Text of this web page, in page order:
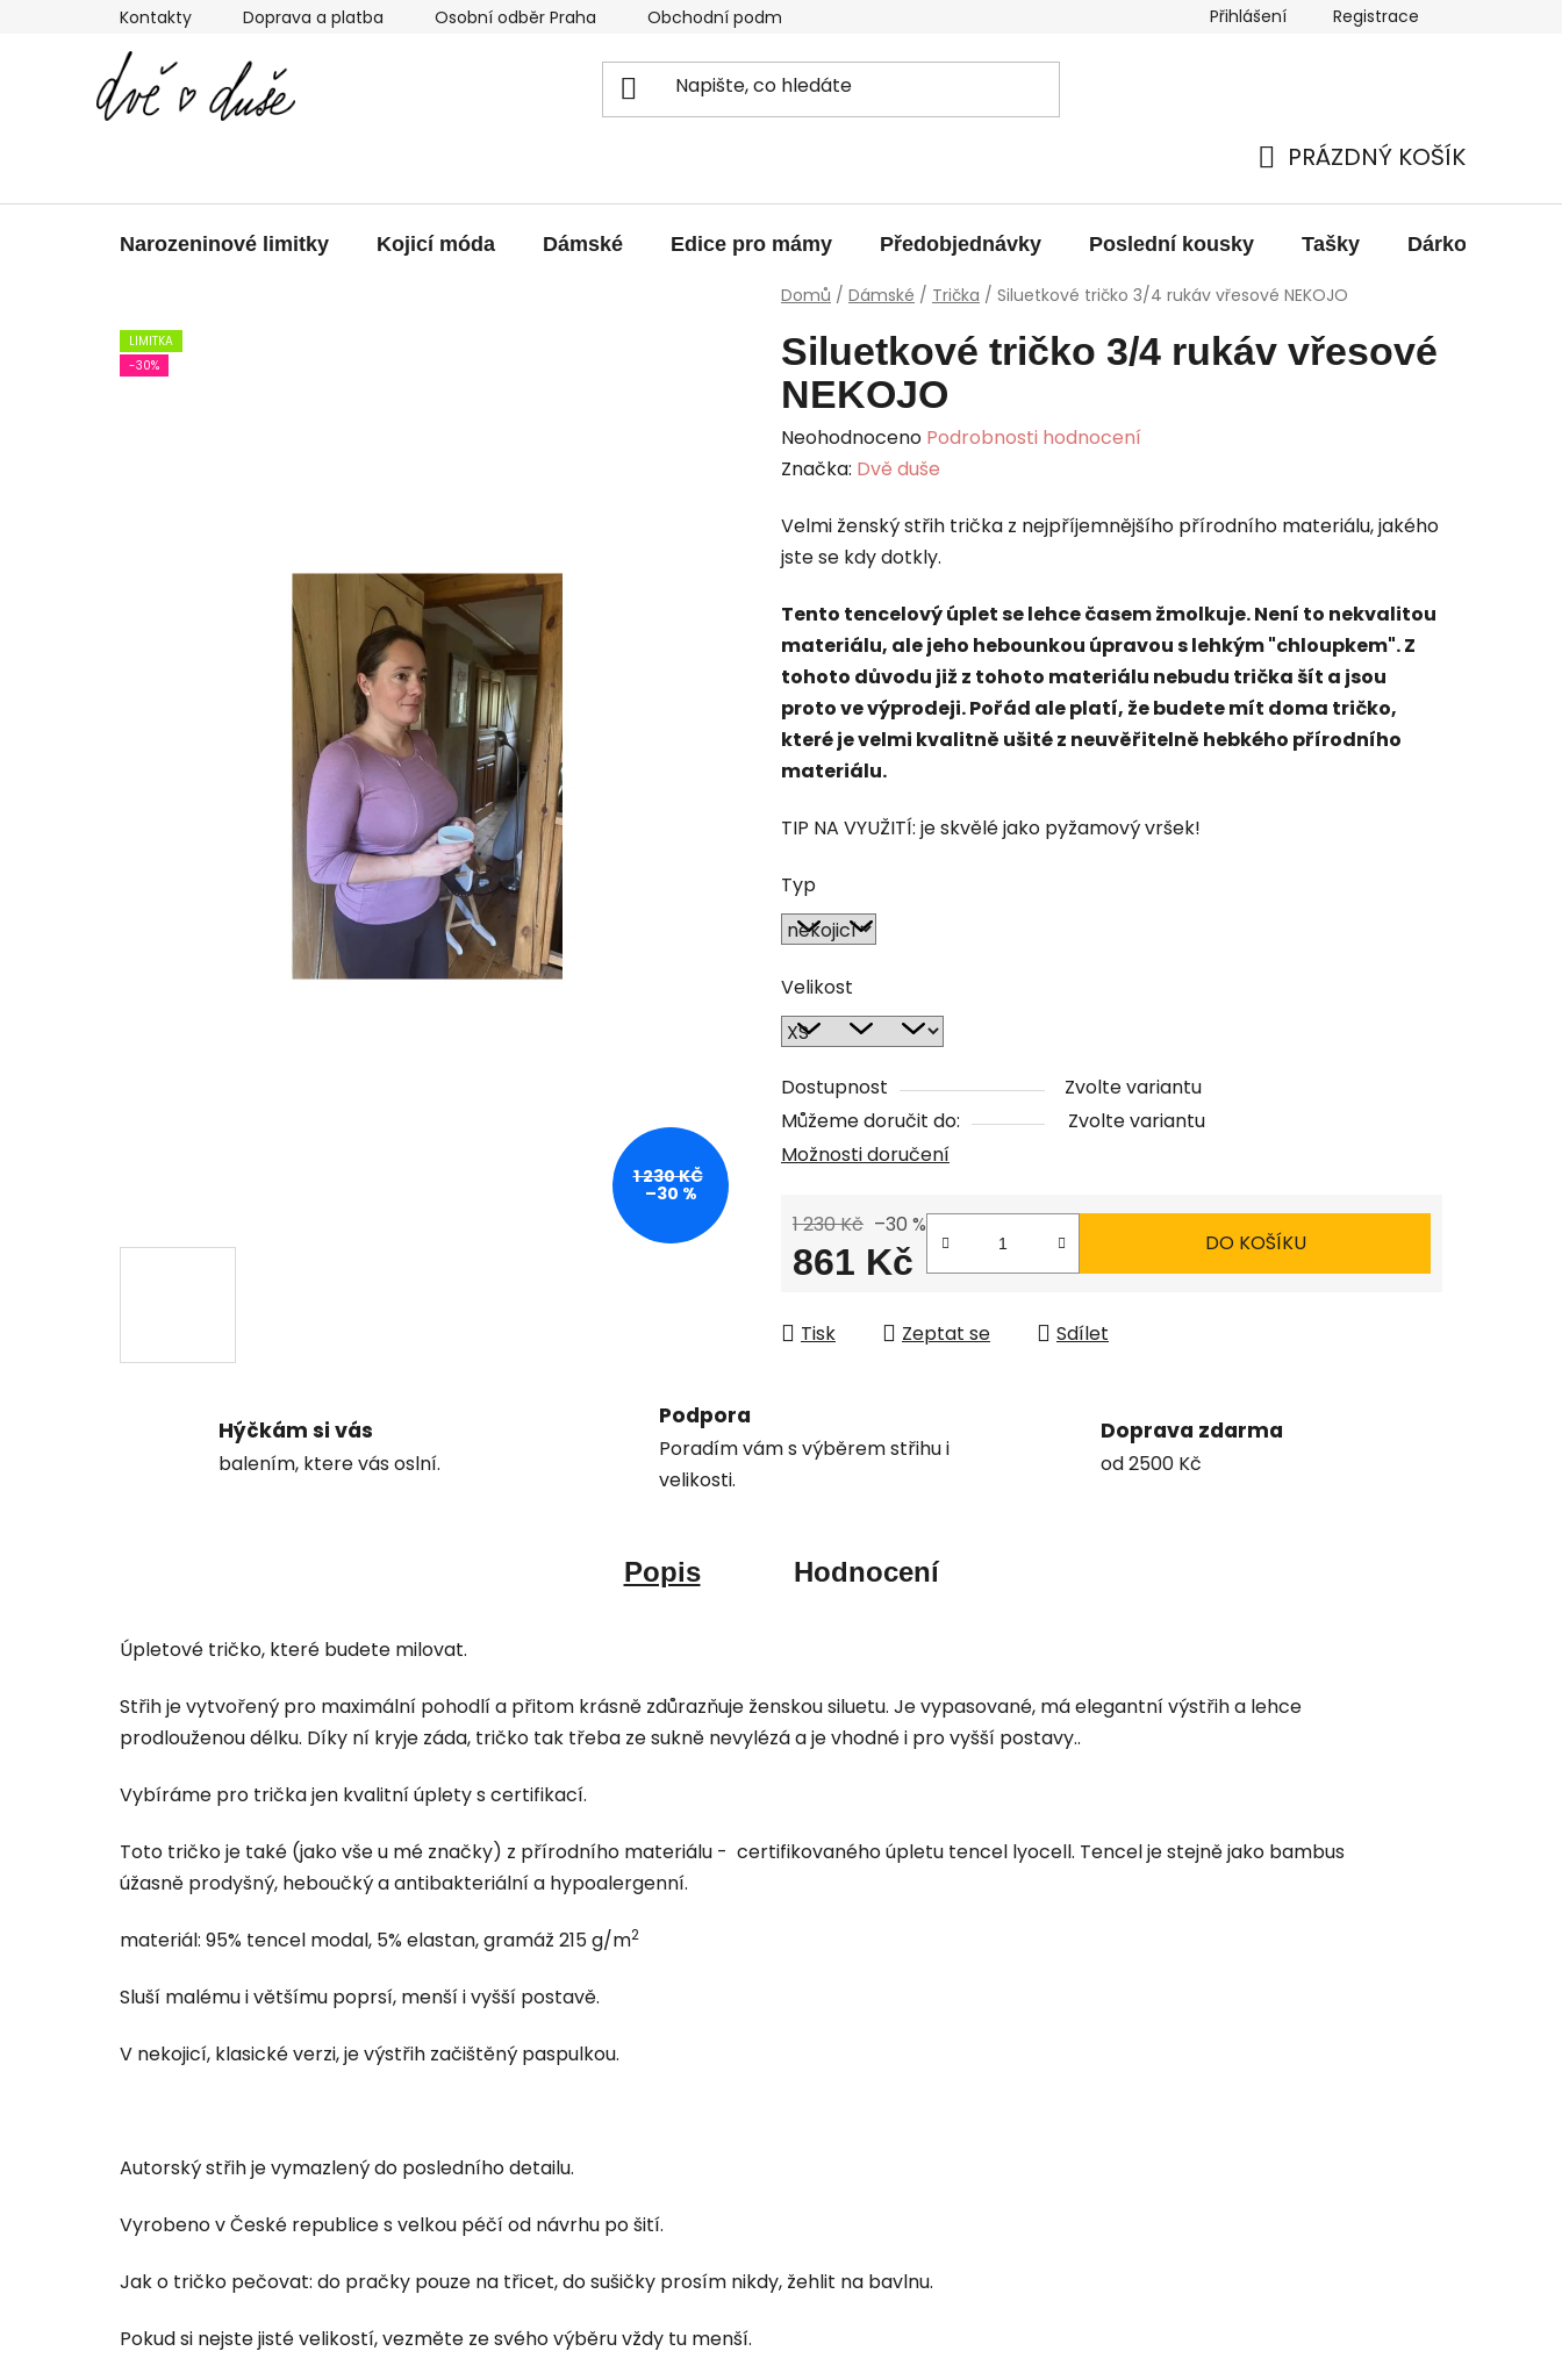
Kontakty Doprava a platba Osobní odběr Praha Obchodní podmínky Výměna, vrácení a reklamace zboží
Přihlášení Registrace
KOŠÍK
PRÁZDNÝ KOŠÍK
Narozeninové limitky Kojicí móda Dámské Edice pro mámy Předobjednávky Poslední kousky Tašky Dárkové
Domů / Dámské / Trička / Siluetkové tričko 3/4 rukáv vřesové NEKOJO
Siluetkové tričko 3/4 rukáv vřesové
NEKOJO
Průměrné
hodnocení
je
0,0
5
hvězdiček.
Neohodnoceno Podrobnosti hodnocení
Značka: Dvě duše
Velmi ženský střih trička z nejpříjemnějšího přírodního materiálu, jakého
jste se kdy dotkly.
Tento tencelový úplet se lehce časem žmolkuje. Není to nekvalitou
materiálu, ale jeho hebounkou úpravou s lehkým "chloupkem". Z
tohoto důvodu již z tohoto materiálu nebudu trička šít a jsou
proto ve výprodeji. Pořád ale platí, že budete mít doma tričko,
které je velmi kvalitně ušité z neuvěřitelně hebkého přírodního
materiálu.
TIP NA VYUŽITÍ: je skvělé jako pyžamový vršek!
Typ
Velikost
Dostupnost
Zvolte variantu
Můžeme doručit do:
Zvolte variantu
Možnosti doručení
1 230 Kč –30 %
861 Kč DO KOŠÍKU
Tisk Zeptat se Sdílet
LIMITKA
-30%
1 230 KČ
–30 %
Hýčkám si vás
balením, ktere vás oslní.
Podpora
Poradím vám s výběrem střihu i
velikosti.
Doprava zdarma
od 2500 Kč
Popis Hodnocení
Úpletové tričko, které budete milovat.
Střih je vytvořený pro maximální pohodlí a přitom krásně zdůrazňuje ženskou siluetu. Je vypasované, má elegantní výstřih a lehce
prodlouženou délku. Díky ní kryje záda, tričko tak třeba ze sukně nevylézá a je vhodné i pro vyšší postavy..
Vybíráme pro trička jen kvalitní úplety s certifikací.
Toto tričko je také (jako vše u mé značky) z přírodního materiálu - certifikovaného úpletu tencel lyocell. Tencel je stejně jako bambus
úžasně prodyšný, heboučký a antibakteriální a hypoalergenní.
materiál: 95% tencel modal, 5% elastan, gramáž 215 g/m2
Sluší malému i většímu poprsí, menší i vyšší postavě.
V nekojicí, klasické verzi, je výstřih začištěný paspulkou.
Autorský střih je vymazlený do posledního detailu.
Vyrobeno v České republice s velkou péčí od návrhu po šití.
Jak o tričko pečovat: do pračky pouze na třicet, do sušičky prosím nikdy, žehlit na bavlnu.
Pokud si nejste jisté velikostí, vezměte ze svého výběru vždy tu menší.